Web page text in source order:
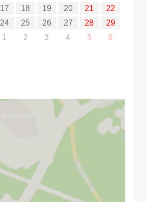
17 18 19 20 21
22
24 25 26 27 28
29
1 2 3 4 5 6